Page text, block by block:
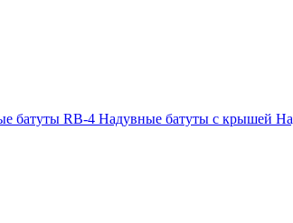
батуты RB-4 Надувные батуты с крышей